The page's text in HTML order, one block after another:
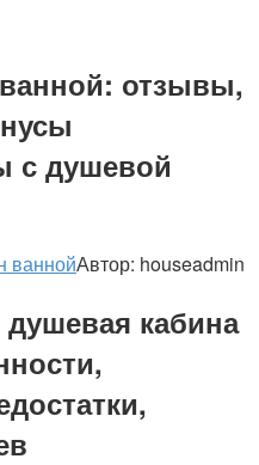
отзывы,
с душевой
ваннойАвтор: houseadmin
кабина